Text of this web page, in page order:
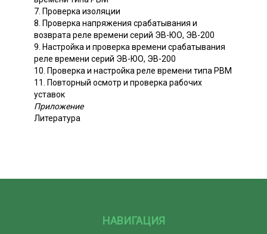
7. Проверка изоляции
8. Проверка напряжения срабатывания и
возврата реле времени серий ЭВ-ЮО, ЭВ-200
9. Настройка и проверка времени срабатывания
реле времени серий ЭВ-ЮО, ЭВ-200
10. Проверка и настройка реле времени типа РВМ
11. Повторный осмотр и проверка рабочих
уставок
Приложение
Литература
НАВИГАЦИЯ